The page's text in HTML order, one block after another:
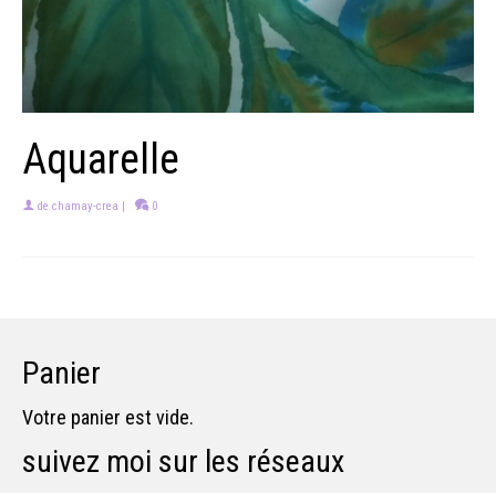
Aquarelle
de chamay-crea | 0
Panier
Votre panier est vide.
suivez moi sur les réseaux